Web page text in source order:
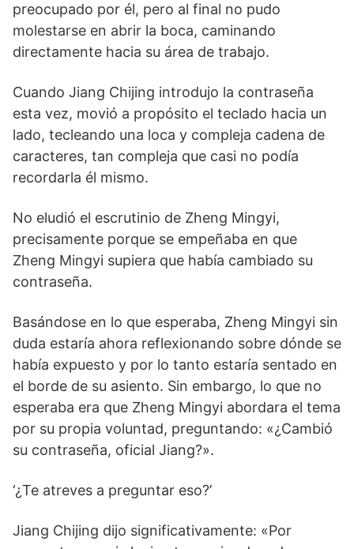
preocupado por él, pero al final no pudo
molestarse en abrir la boca, caminando
directamente hacia su área de trabajo.
Cuando Jiang Chijing introdujo la contraseña
esta vez, movió a propósito el teclado hacia un
lado, tecleando una loca y compleja cadena de
caracteres, tan compleja que casi no podía
recordarla él mismo.
No eludió el escrutinio de Zheng Mingyi,
precisamente porque se empeñaba en que
Zheng Mingyi supiera que había cambiado su
contraseña.
Basándose en lo que esperaba, Zheng Mingyi sin
duda estaría ahora reflexionando sobre dónde se
había expuesto y por lo tanto estaría sentado en
el borde de su asiento. Sin embargo, lo que no
esperaba era que Zheng Mingyi abordara el tema
por su propia voluntad, preguntando: «¿Cambió
su contraseña, oficial Jiang?».
‘¿Te atreves a preguntar eso?’
Jiang Chijing dijo significativamente: «Por